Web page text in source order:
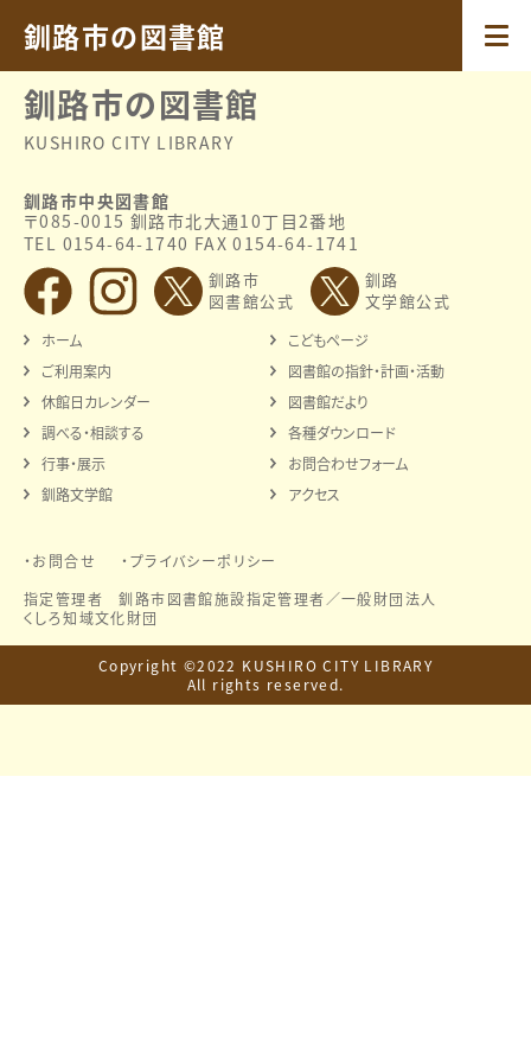
釧路市の図書館
釧路市の図書館
KUSHIRO CITY LIBRARY
釧路市中央図書館
〒085-0015 釧路市北大通10丁目2番地
TEL 0154-64-1740 FAX 0154-64-1741
釧路市
図書館公式
釧路
文学館公式
ホーム
ご利用案内
休館日カレンダー
調べる・相談する
行事・展示
釧路文学館
こどもページ
図書館の指針・計画・活動
図書館だより
各種ダウンロード
お問合わせフォーム
アクセス
お問合せ
プライバシーポリシー
指定管理者 釧路市図書館施設指定管理者／一般財団法人
くしろ知域文化財団
Copyright ©2022 KUSHIRO CITY LIBRARY
All rights reserved.